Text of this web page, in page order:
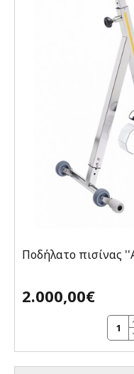
Ποδήλατο πισίνας
2.000,00€